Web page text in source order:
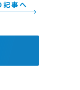
記事へ